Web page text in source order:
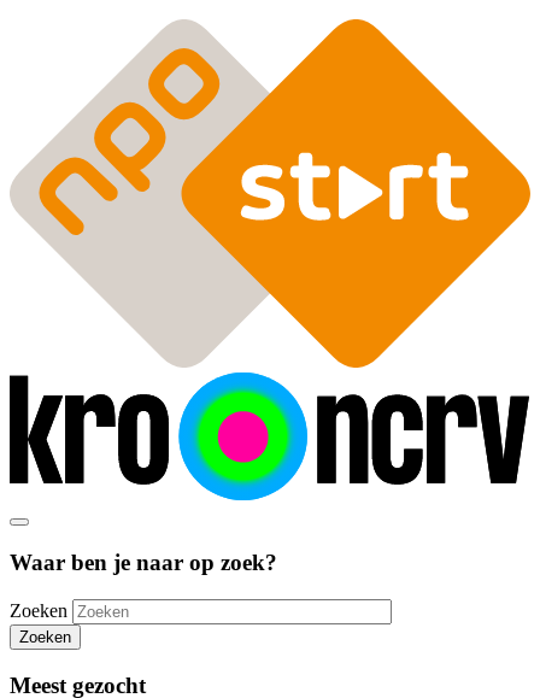
Waar ben je naar op zoek?
Zoeken
Zoeken
Meest gezocht